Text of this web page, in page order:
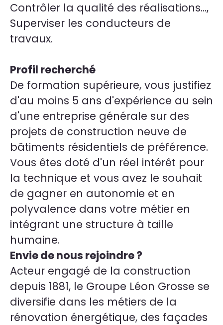
Contrôler la qualité des réalisations...,
Superviser les conducteurs de
travaux.
Profil recherché
De formation supérieure, vous justifiez
d'au moins 5 ans d'expérience au sein
d'une entreprise générale sur des
projets de construction neuve de
bâtiments résidentiels de préférence.
Vous êtes doté d'un réel intérêt pour
la technique et vous avez le souhait
de gagner en autonomie et en
polyvalence dans votre métier en
intégrant une structure à taille
humaine.
Envie de nous rejoindre ?
Acteur engagé de la construction
depuis 1881, le Groupe Léon Grosse se
diversifie dans les métiers de la
rénovation énergétique, des façades